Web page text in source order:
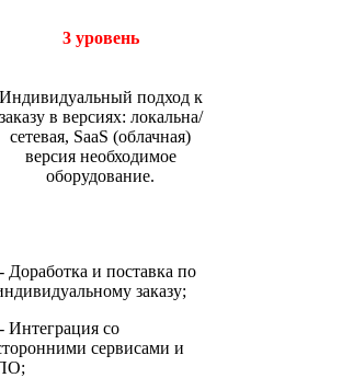
3 уровень
Индивидуальный подход к
заказу в версиях: локальна/
сетевая, SaaS (облачная)
версия необходимое
оборудование.
- Доработка и поставка по
заказу;
- Интеграция со
сервисами и